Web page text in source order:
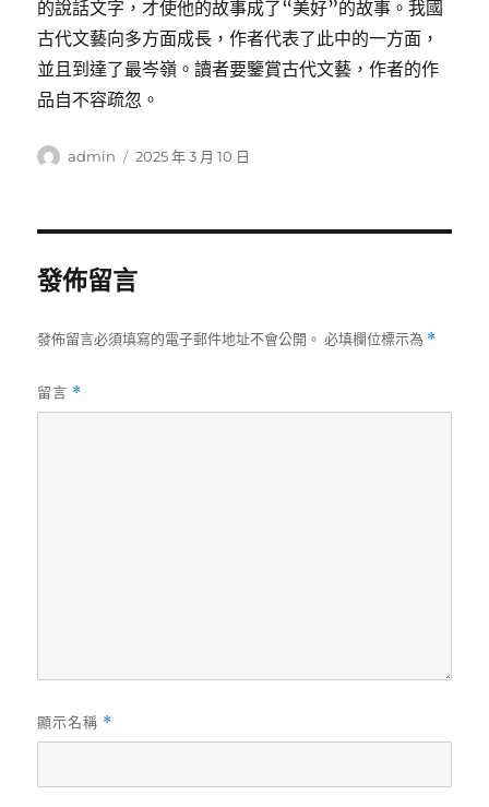
的說話文字，才使他的故事成了“美好”的故事。我國
古代文藝向多方面成長，作者代表了此中的一方面，
並且到達了最岑嶺。讀者要鑒賞古代文藝，作者的作
品自不容疏忽。
作
admin
發
2025 年 3 月 10 日
發佈留言
發佈留言必須填寫的電子郵件地址不會公開。 必填欄位標示為 *
留言 *
顯示名稱 *